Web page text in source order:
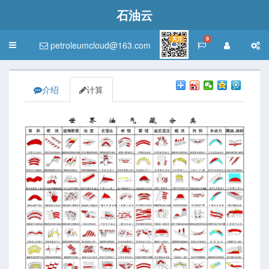
石油云
Toggle
petroleumcloud@163.com
关注 9
介绍 计算